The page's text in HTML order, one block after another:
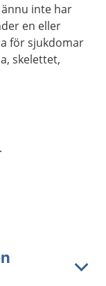
inte har
en eller
för sjukdomar
skelettet,